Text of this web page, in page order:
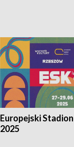
Europejski
2025